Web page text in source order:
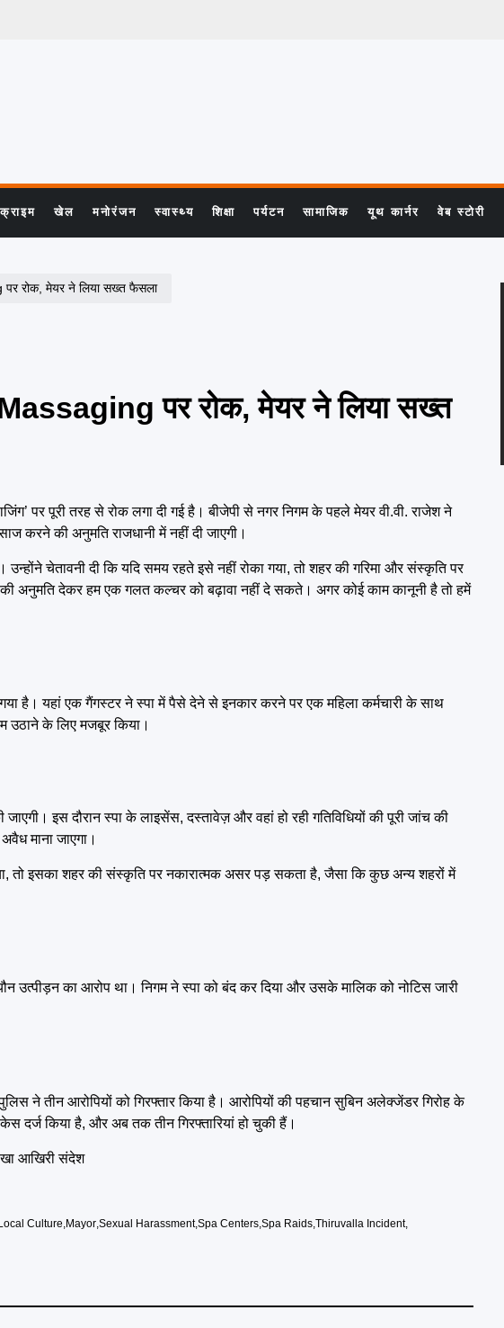
क्राइम खेल मनोरंजन स्वास्थ्य शिक्षा पर्यटन सामाजिक यूथ कार्नर वेब स्टोरी
रोक, मेयर ने लिया सख्त फैसला
पर रोक, मेयर ने लिया सख्त
पर पूरी तरह से रोक लगा दी गई है। बीजेपी से नगर निगम के पहले मेयर वी.वी. राजेश ने
करने की अनुमति राजधानी में नहीं दी जाएगी।
चेतावनी दी कि यदि समय रहते इसे नहीं रोका गया, तो शहर की गरिमा और संस्कृति पर
अनुमति देकर हम एक गलत कल्चर को बढ़ावा नहीं दे सकते। अगर कोई काम कानूनी है तो हमें
है। यहां एक गैंगस्टर ने स्पा में पैसे देने से इनकार करने पर एक महिला कर्मचारी के साथ
उठाने के लिए मजबूर किया।
इस दौरान स्पा के लाइसेंस, दस्तावेज़ और वहां हो रही गतिविधियों की पूरी जांच की
माना जाएगा।
तो इसका शहर की संस्कृति पर नकारात्मक असर पड़ सकता है, जैसा कि कुछ अन्य शहरों में
उत्पीड़न का आरोप था। निगम ने स्पा को बंद कर दिया और उसके मालिक को नोटिस जारी
ने तीन आरोपियों को गिरफ्तार किया है। आरोपियों की पहचान सुबिन अलेक्जेंडर गिरोह के
किया है, और अब तक तीन गिरफ्तारियां हो चुकी हैं।
आखिरी संदेश
Local Culture,Mayor,Sexual Harassment,Spa Centers,Spa Raids,Thiruvalla Incident,